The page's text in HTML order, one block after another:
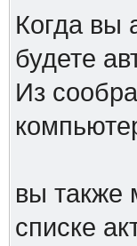
Когда вы
будете
Из
вы также
списке